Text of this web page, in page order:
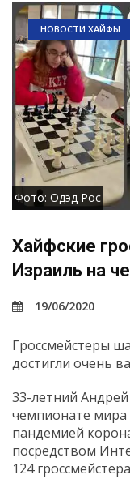
НОВОСТИ ХАЙФЫ
Фото: Одэд Рос
Хайфские
Израиль на
19/06/2020
Гроссмейстеры
достигли очень
33-летний
чемпионате мира
пандемией
посредством
124